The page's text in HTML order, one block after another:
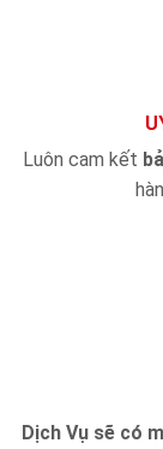
Luôn cam kết
Dịch Vụ sẽ có